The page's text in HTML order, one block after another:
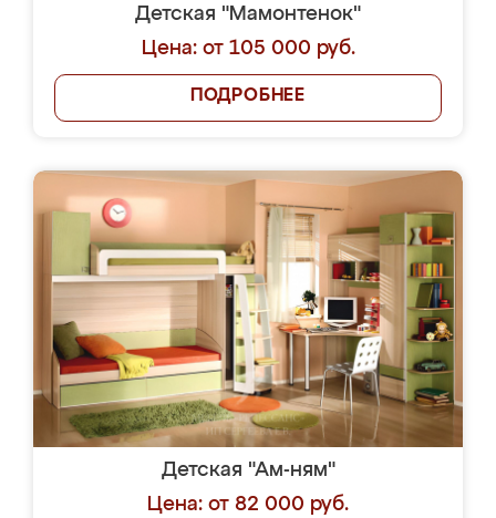
Детская "Мамонтенок"
Цена: от 105 000 руб.
ПОДРОБНЕЕ
Детская "Ам-ням"
Цена: от 82 000 руб.